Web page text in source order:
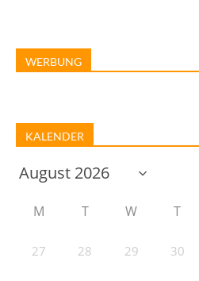
WERBUNG
KALENDER
M T W T
27 28 29 30